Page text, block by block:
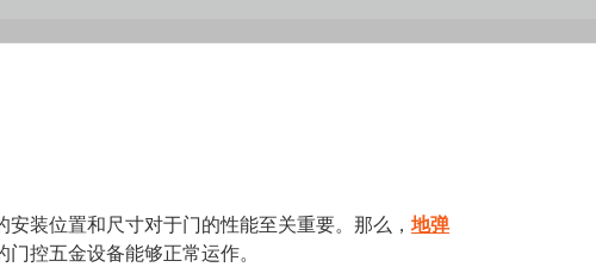
装位置和尺寸对于门的性能至关重要。那么， 地弹
控五金设备能够正常运作。